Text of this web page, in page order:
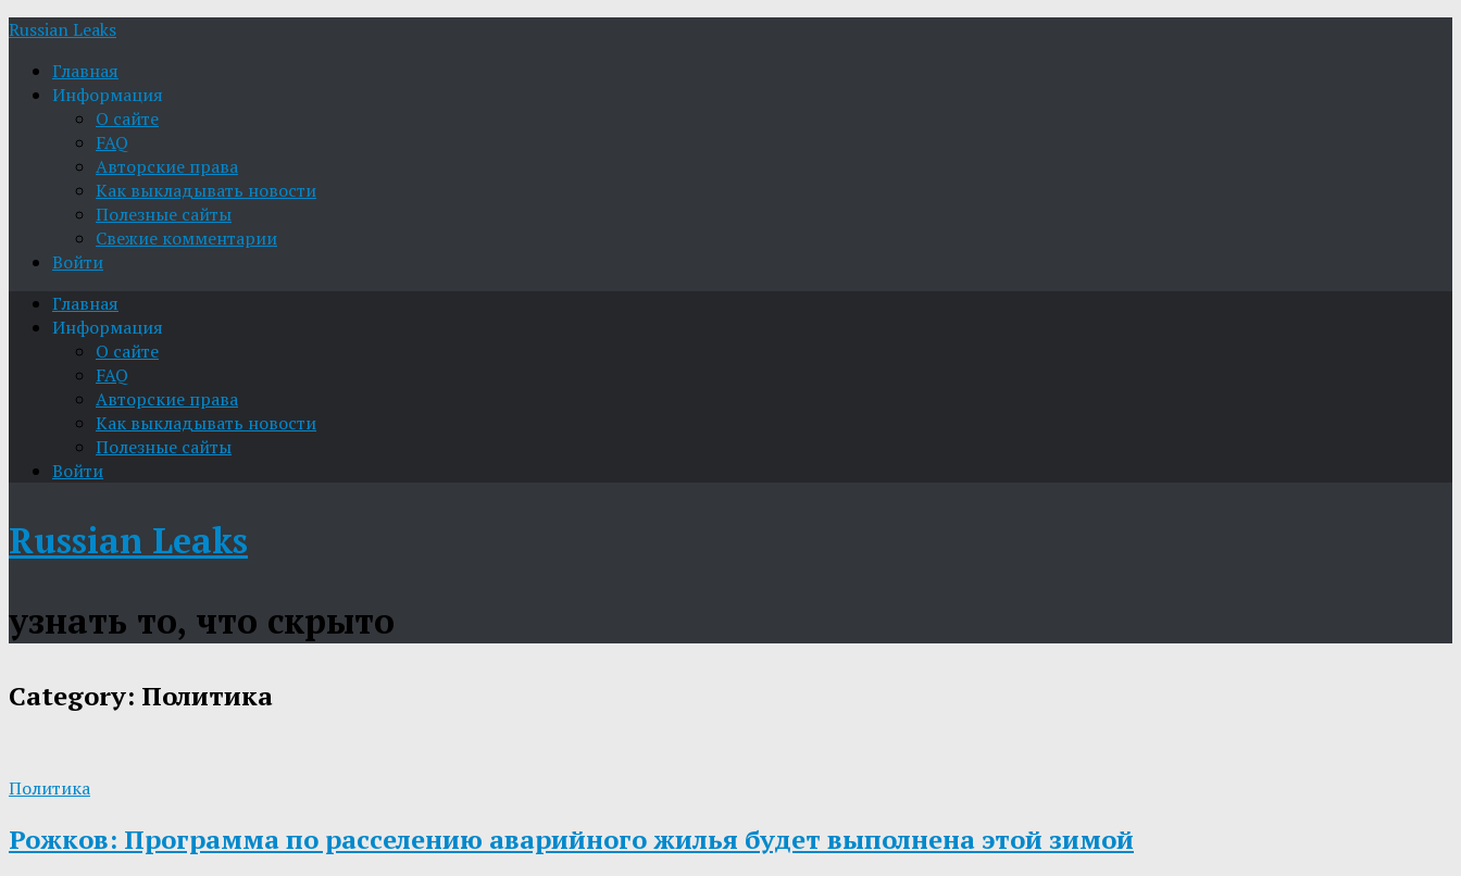
Russian Leaks
Главная
Информация
О сайте
FAQ
Авторские права
Как выкладывать новости
Полезные сайты
Свежие комментарии
Войти
Главная
Информация
О сайте
FAQ
Авторские права
Как выкладывать новости
Полезные сайты
Войти
Russian Leaks
узнать то, что скрыто
Category: Политика
Политика
Рожков: Программа по расселению аварийного жилья будет выполнена этой зимой